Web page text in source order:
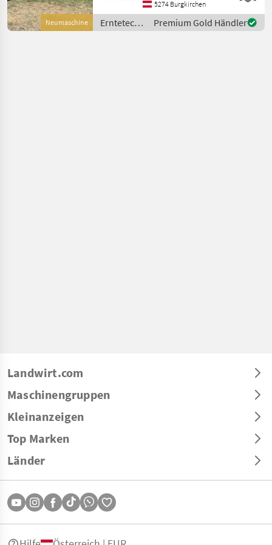
Neumaschine
380lt. / 40lt. - Stufenloser
hydraulischer Antrieb
5274 Burgkirchen
Erntetechnik
Grünland /
Premium Gold Händler
Landwirt.com
Maschinengruppen
Kleinanzeigen
Top Marken
Länder